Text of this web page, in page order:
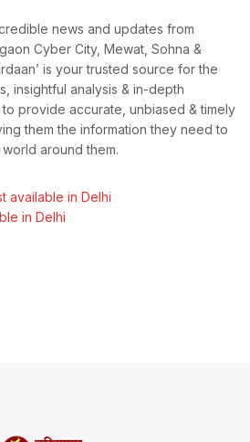
news and updates from
Cyber City, Mewat, Sohna &
is your trusted source for the
insightful analysis & in-depth
provide accurate, unbiased & timely
them the information they need to
around them.
available in Delhi
in Delhi